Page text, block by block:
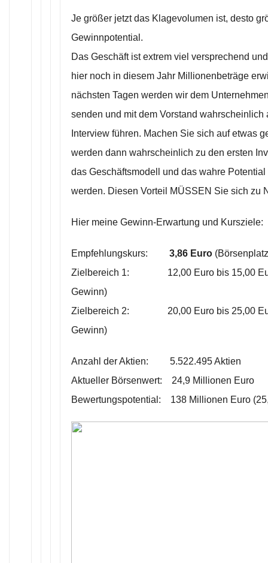
Je größer jetzt das Klagevolumen ist, desto
Gewinnpotential.
Das Geschäft ist extrem viel versprechend
hier noch in diesem Jahr Millionenbeträge
nächsten Tagen werden wir dem
senden und mit dem Vorstand wahrscheinlich
Interview führen. Machen Sie sich auf etwas
werden dann wahrscheinlich zu den ersten
das Geschäftsmodell und das wahre
werden. Diesen Vorteil MÜSSEN Sie sich zu
Hier meine Gewinn-Erwartung und Kursziele:
Empfehlungskurs: 3,86 Euro
Zielbereich 1: 12,00 Euro bis 15,00
Gewinn)
Zielbereich 2: 20,00 Euro bis 25,00
Gewinn)
Anzahl der Aktien: 5.522.495 Aktien
Aktueller Börsenwert: 24,9 Millionen Euro
Bewertungspotential: 138 Millionen Euro